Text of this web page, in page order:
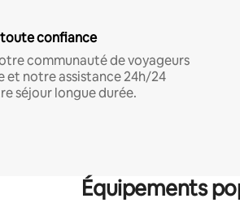
toute confiance
communauté de voyageurs
et notre assistance 24h/24
séjour longue durée.
Équipements